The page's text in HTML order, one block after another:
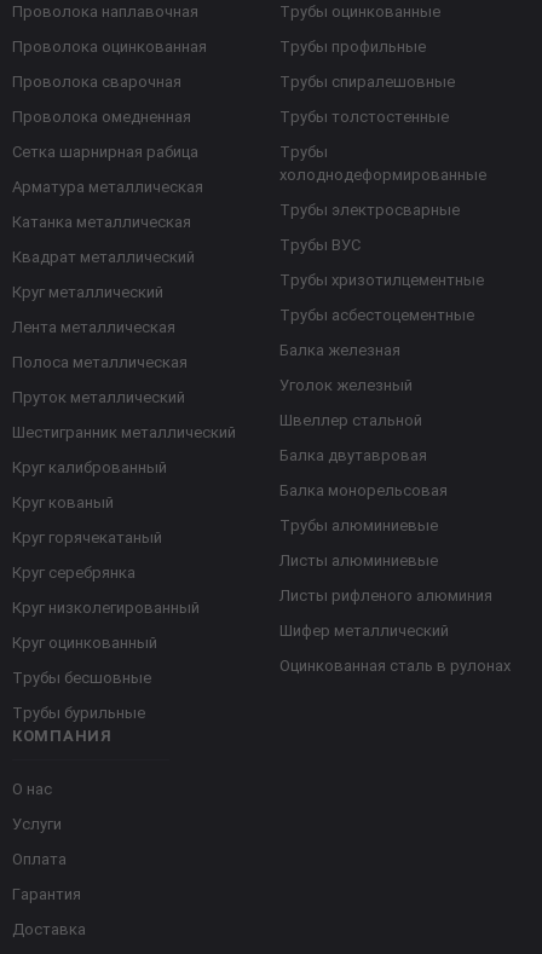
КОМПАНИЯ
О нас
Услуги
Оплата
Гарантия
Доставка
Проволока наплавочная
Проволока оцинкованная
Проволока сварочная
Проволока омедненная
Сетка шарнирная рабица
Арматура металлическая
Катанка металлическая
Квадрат металлический
Круг металлический
Лента металлическая
Полоса металлическая
Пруток металлический
Шестигранник металлический
Круг калиброванный
Круг кованый
Круг горячекатаный
Круг серебрянка
Круг низколегированный
Круг оцинкованный
Трубы бесшовные
Трубы бурильные
Трубы оцинкованные
Трубы профильные
Трубы спиралешовные
Трубы толстостенные
Трубы
холоднодеформированные
Трубы электросварные
Трубы ВУС
Трубы хризотилцементные
Трубы асбестоцементные
Балка железная
Уголок железный
Швеллер стальной
Балка двутавровая
Балка монорельсовая
Трубы алюминиевые
Листы алюминиевые
Листы рифленого алюминия
Шифер металлический
Оцинкованная сталь в рулонах